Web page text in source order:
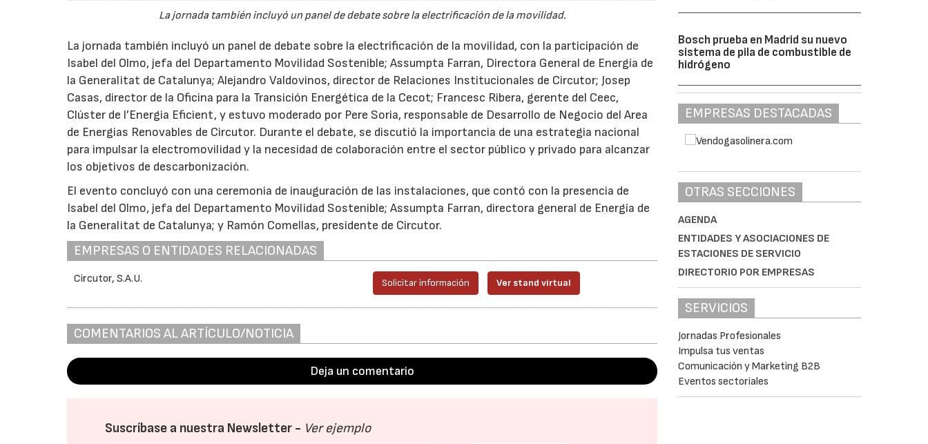
La jornada también incluyó un panel de debate sobre la electrificación de la movilidad.
La jornada también incluyó un panel de debate sobre la electrificación de la movilidad, con la participación de
Isabel del Olmo, jefa del Departamento Movilidad Sostenible; Assumpta Farran, Directora General de Energía de
la Generalitat de Catalunya; Alejandro Valdovinos, director de Relaciones Institucionales de Circutor; Josep
Casas, director de la Oficina para la Transición Energética de la Cecot; Francesc Ribera, gerente del Ceec,
Clúster de l’Energia Eficient, y estuvo moderado por Pere Soria, responsable de Desarrollo de Negocio del Area
de Energias Renovables de Circutor. Durante el debate, se discutió la importancia de una estrategia nacional
para impulsar la electromovilidad y la necesidad de colaboración entre el sector público y privado para alcanzar
los objetivos de descarbonización.
El evento concluyó con una ceremonia de inauguración de las instalaciones, que contó con la presencia de
Isabel del Olmo, jefa del Departamento Movilidad Sostenible; Assumpta Farran, directora general de Energía de
la Generalitat de Catalunya; y Ramón Comellas, presidente de Circutor.
EMPRESAS O ENTIDADES RELACIONADAS
Circutor, S.A.U. Solicitar información Ver stand virtual
COMENTARIOS AL ARTÍCULO/NOTICIA
Deja un comentario
Suscríbase a nuestra Newsletter - Ver ejemplo
Bosch prueba en Madrid su nuevo
sistema de pila de combustible de
hidrógeno
EMPRESAS DESTACADAS
OTRAS SECCIONES
AGENDA
ENTIDADES Y ASOCIACIONES DE
ESTACIONES DE SERVICIO
DIRECTORIO POR EMPRESAS
SERVICIOS
Jornadas Profesionales
Impulsa tus ventas
Comunicación y Marketing B2B
Eventos sectoriales